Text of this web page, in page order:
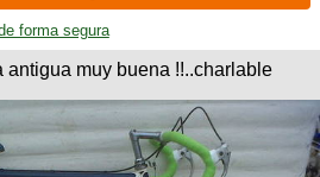
forma segura
antigua muy buena !!..charlable